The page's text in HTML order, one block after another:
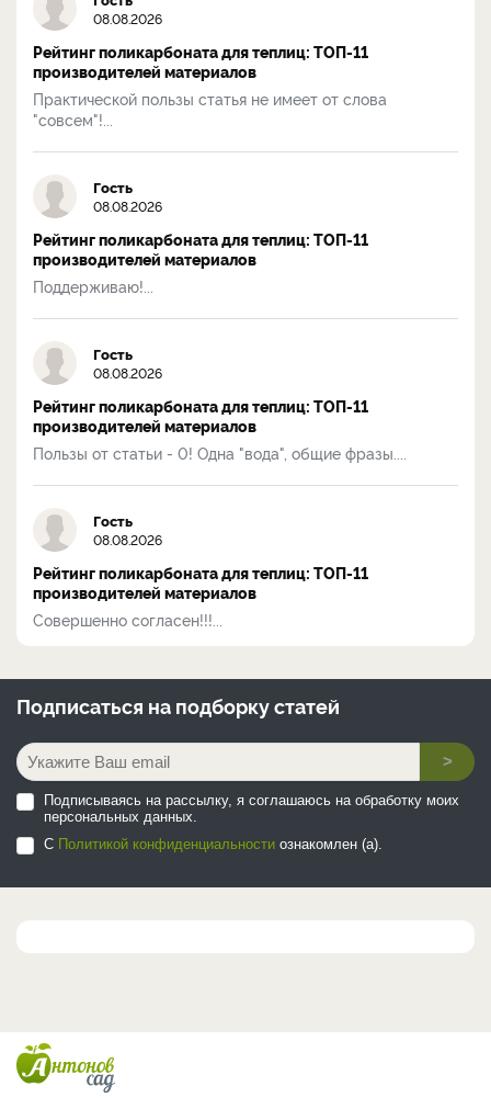
08.08.2026
Рейтинг поликарбоната для теплиц: ТОП-11
производителей материалов
Практической пользы статья не имеет от слова
"совсем"!...
Гость
08.08.2026
Рейтинг поликарбоната для теплиц: ТОП-11
производителей материалов
Поддерживаю!...
Гость
08.08.2026
Рейтинг поликарбоната для теплиц: ТОП-11
производителей материалов
Пользы от статьи - 0! Одна "вода", общие фразы....
Гость
08.08.2026
Рейтинг поликарбоната для теплиц: ТОП-11
производителей материалов
Совершенно согласен!!!...
Подписаться на подборку статей
>
Подписываясь на рассылку, я соглашаюсь на обработку моих
персональных данных.
С Политикой конфиденциальности ознакомлен (а).